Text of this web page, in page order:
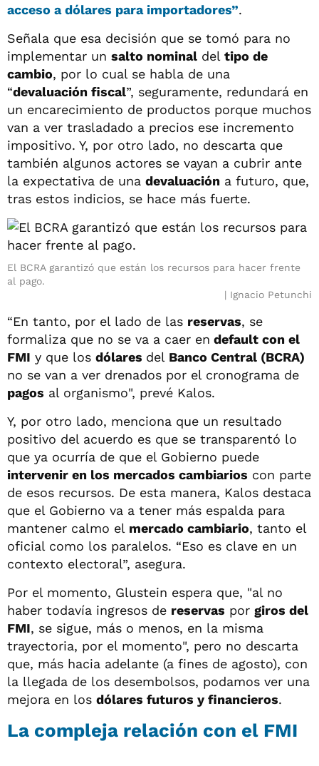
acceso adólares para importadores”.
Señala que esa decisión que se tomó para no
implementar un salto nominal del tipo de
cambio, por lo cual se habla de una
“devaluación fiscal”, seguramente, redundará en
un encarecimiento de productos porque muchos
van a ver trasladado a precios ese incremento
impositivo. Y, por otro lado, no descarta que
también algunos actores se vayan a cubrir ante
la expectativa de una devaluación a futuro, que,
tras estos indicios, se hace más fuerte.
El BCRA garantizó que están los recursos para hacer frente
al pago.
Ignacio Petunchi
“En tanto, por el lado de las reservas, se
formaliza que no se va a caer en default con el
FMI y que los dólares del Banco Central (BCRA)
no se van a ver drenados por el cronograma de
pagos al organismo", prevé Kalos.
Y, por otro lado, menciona que un resultado
positivo del acuerdo es que se transparentó lo
que ya ocurría de que el Gobierno puede
intervenir en los mercados cambiarios con parte
de esos recursos. De esta manera, Kalos destaca
que el Gobierno va a tener más espalda para
mantener calmo el mercado cambiario, tanto el
oficial como los paralelos. “Eso es clave en un
contexto electoral”, asegura.
Por el momento, Glustein espera que, "al no
haber todavía ingresos de reservas por giros del
FMI, se sigue, más o menos, en la misma
trayectoria, por el momento", pero no descarta
que, más hacia adelante (a fines de agosto), con
la llegada de los desembolsos, podamos ver una
mejora en los dólares futuros y financieros.
La compleja relación con el FMI